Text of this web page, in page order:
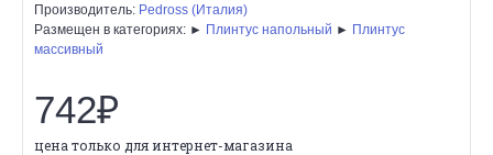
Производитель: Pedross (Италия)
Размещен в категориях: ► Плинтус напольный ► Плинтус
массивный
742₽
цена только для интернет-магазина